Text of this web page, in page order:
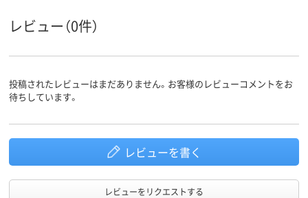
レビュー（0件）
投稿されたレビューはまだありません。お客様のレビューコメントをお
待ちしています。
レビューを書く
レビューをリクエストする